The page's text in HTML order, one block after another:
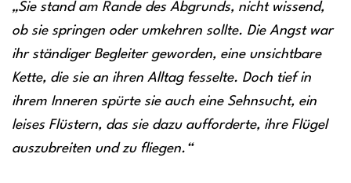
„Sie stand am Rande des Abgrunds, nicht wissend,
ob sie springen oder umkehren sollte. Die Angst war
ihr ständiger Begleiter geworden, eine unsichtbare
Kette, die sie an ihren Alltag fesselte. Doch tief in
ihrem Inneren spürte sie auch eine Sehnsucht, ein
leises Flüstern, das sie dazu aufforderte, ihre Flügel
auszubreiten und zu fliegen.“